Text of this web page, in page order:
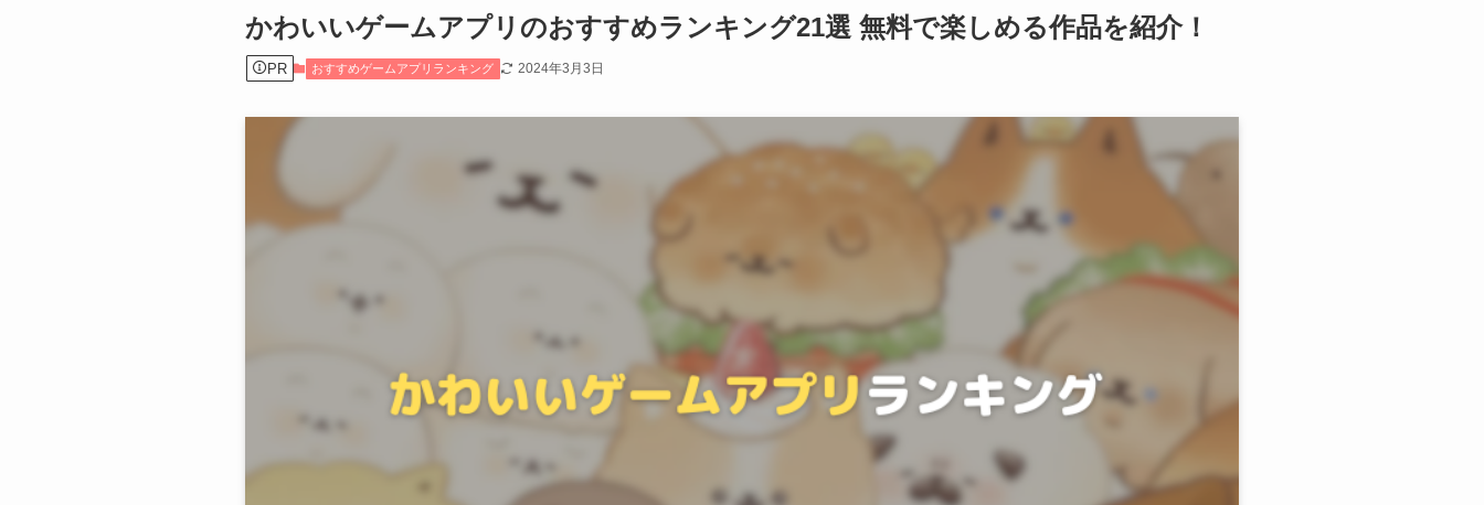
​かわいいゲームアプリのおすすめランキング21選 無料で楽しめる作品を紹介！
PR おすすめゲームアプリランキング 2024年3月3日